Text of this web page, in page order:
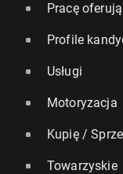
Pracę oferują
Profile
Usługi
Motoryzacja
Kupię /
Towarzyskie